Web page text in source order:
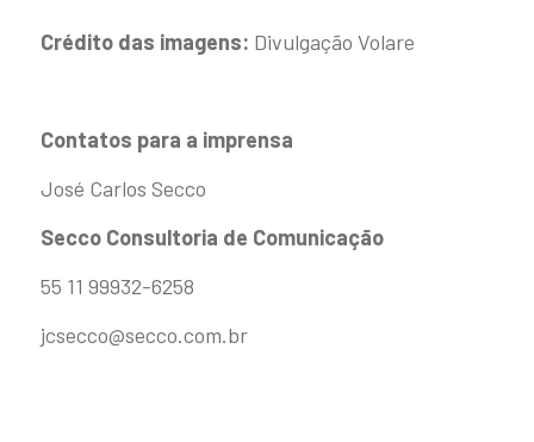
Crédito das imagens: Divulgação Volare
Contatos para a imprensa
José Carlos Secco
Secco Consultoria de Comunicação
55 11 99932-6258
jcsecco@secco.com.br